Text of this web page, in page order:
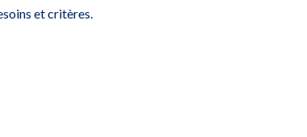
et critères.